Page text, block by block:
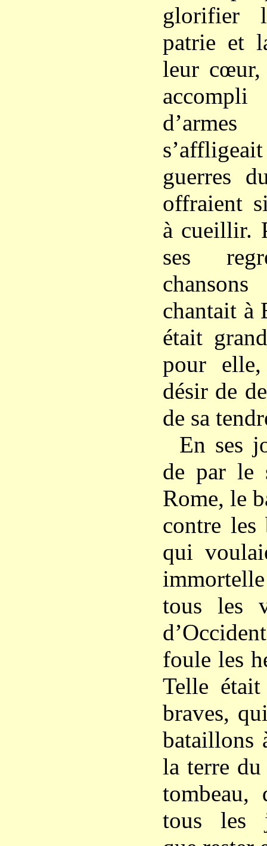
glorifier
patrie et
leur cœur,
guerres
offraient
à cueillir.
ses
chantait à
était
pour
désir de
de sa
En ses
de par le
Rome, le
contre les
qui
tous les
foule les
Telle
braves,
bataillons
la terre
tombeau,
tous les